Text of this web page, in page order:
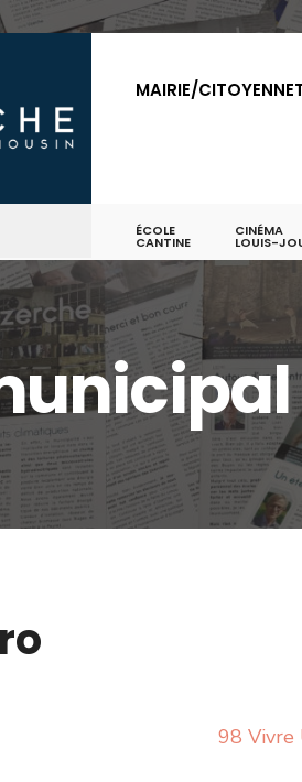
MAIRIE/
ÉCOLE
CANTINE
CINÉMA
LOUIS-
98 Vivre